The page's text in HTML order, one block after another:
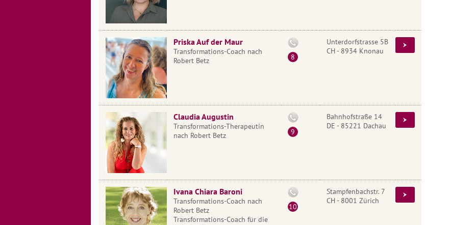
Priska Auf der Maur
Transformations-Coach nach
Robert Betz
Unterdorfstrasse 5B
CH - 8934 Knonau
Claudia Augustin
Transformations-Therapeutin
nach Robert Betz
Bahnhofstraße 14
DE - 85221 Dachau
Ivana Chiara Baroni
Transformations-Coach nach
Robert Betz
Transformations-Coach für die
Stampfenbachstr. 7
CH - 8001 Zürich